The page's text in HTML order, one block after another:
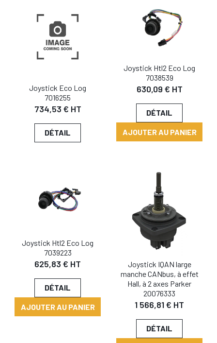
Joystick Eco Log
7016255
734,53 € HT
DÉTAIL
Joystick Htl2 Eco Log
7038539
630,09 € HT
DÉTAIL
AJOUTER AU PANIER
Joystick Htl2 Eco Log
7039223
625,83 € HT
DÉTAIL
AJOUTER AU PANIER
Joystick IQAN large
manche CANbus, à effet
Hall, à 2 axes Parker
20076333
1 566,81 € HT
DÉTAIL